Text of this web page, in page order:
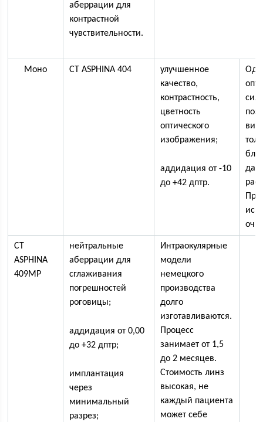
аберрации для
контрастной
чувствительности.
Моно CT ASPHINA 404
улучшенное
качество,
контрастность,
цветность
оптического
изображения;
аддидация от -10
до +42 дптр.
CT
ASPHINA
409MP
нейтральные
аберрации для
сглаживания
погрешностей
роговицы;
аддидация от 0,00
до +32 дптр;
имплантация
через
минимальный
разрез;
Интраокулярные
модели
немецкого
производства
долго
изготавливаются.
Процесс
занимает от 1,5
до 2 месяцев.
Стоимость линз
высокая, не
каждый пациента
может себе